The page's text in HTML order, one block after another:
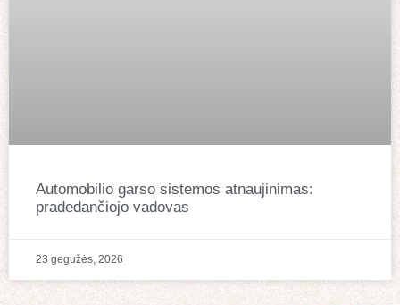
Automobilio garso sistemos atnaujinimas:
pradedančiojo vadovas
23 gegužės, 2026